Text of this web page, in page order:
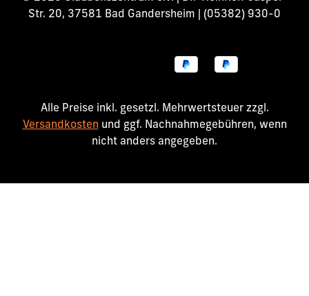
Str. 20, 37581 Bad Gandersheim | (05382) 930-0
Alle Preise inkl. gesetzl. Mehrwertsteuer zzgl.
Versandkosten und ggf. Nachnahmegebühren, wenn
nicht anders angegeben.